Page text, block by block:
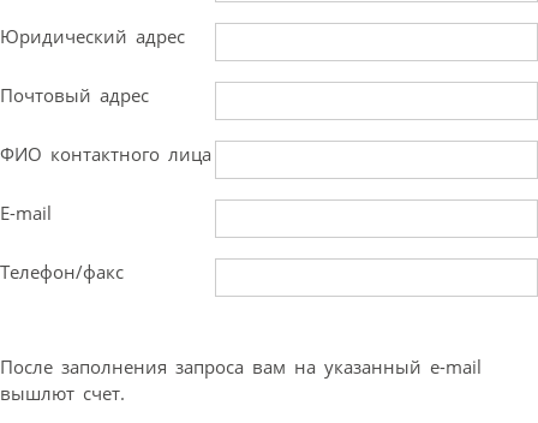
Юридический адрес
Почтовый адрес
ФИО контактного лица
E-mail
Телефон/факс
После заполнения запроса вам на указанный e-mail
вышлют счет.